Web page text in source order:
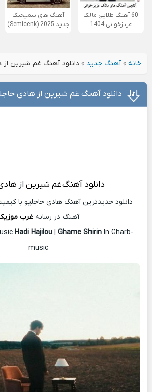
60 آهنگ طلایی مالک
عزیزخوانی 1404
آهنگ های سمیجنک
جدید 2025 (Semicenk)
خانه»آهنگ جدید » دانلود آهنگ غم شیرین از
دانلود آهنگ غم شیرین از هادی
دانلود آهنگغم شیرین از
دانلود جدیدترین آهنگ هادی حاجلیو با
آهنگ در رسانهغرب
Hadi Hajilou | Ghame Shirin In Gharb-
music